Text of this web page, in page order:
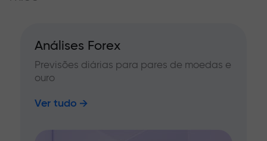
Análises Forex
Previsões diárias para pares de moedas e
ouro
Ver tudo